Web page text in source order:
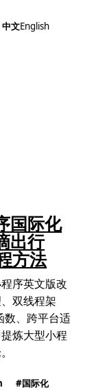
中文English
国际化
出行
方法
序英文版改
双线程架
数、跨平台适
炼大型小程
国际化